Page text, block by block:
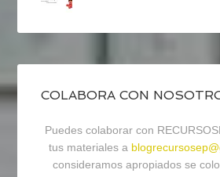
COLABORA CON
Puedes colaborar con
tus materiales a
consideramos apropiados se